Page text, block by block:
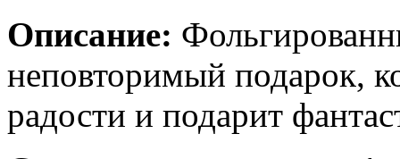
Описание:
неповторимый подарок,
радости и подарит